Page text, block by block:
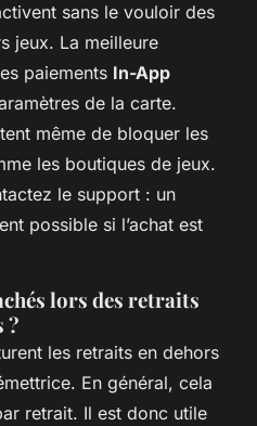
sans le vouloir des
jeux. La meilleure
paiements In-App
de la carte.
même de bloquer les
les boutiques de jeux.
le support : un
possible si l’achat est
lors des retraits
?
les retraits en dehors
En général, cela
retrait. Il est donc utile